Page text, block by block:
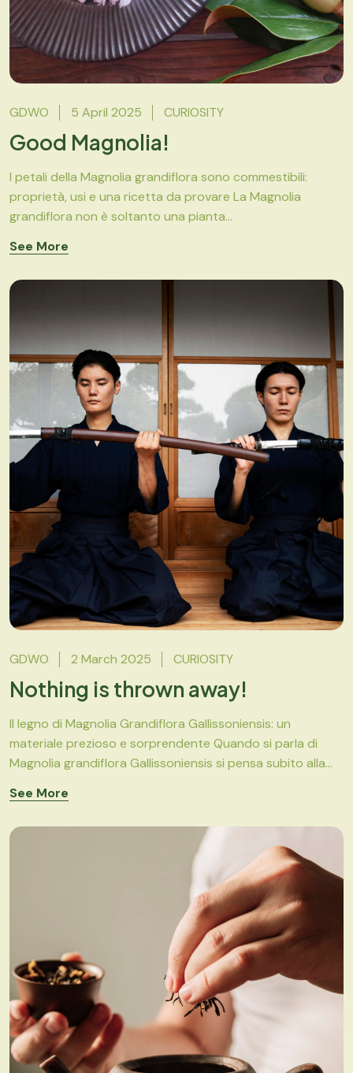
GDWO 5 April 2025 CURIOSITY
Good Magnolia!
I petali della Magnolia grandiflora sono commestibili:
proprietà, usi e una ricetta da provare La Magnolia
grandiflora non è soltanto una pianta...
See More
GDWO 2 March 2025 CURIOSITY
Nothing is thrown away!
Il legno di Magnolia Grandiflora Gallissoniensis: un
materiale prezioso e sorprendente Quando si parla di
Magnolia grandiflora Gallissoniensis si pensa subito alla...
See More